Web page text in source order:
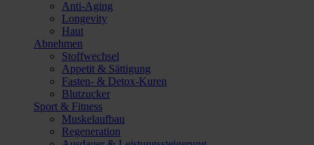
Anti-Aging
Longevity
Haut
Abnehmen
Stoffwechsel
Appetit & Sättigung
Fasten- & Detox-Kuren
Blutzucker
Sport & Fitness
Muskelaufbau
Regeneration